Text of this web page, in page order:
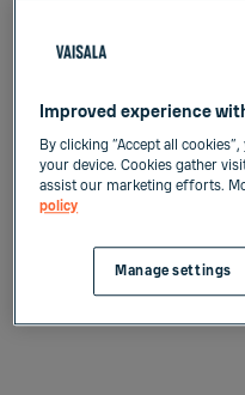
vetyperoksidin avulla
Improved experience
By clicking “Accept all
your device. Cookies gather
assist our marketing efforts.
policy
Manage settings